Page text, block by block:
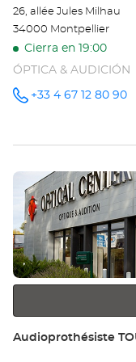
26, allée Jules Milhau
34000 Montpellier
Cierra en 19:00
ÓPTICA & AUDICIÓN
número
+33 4 67 12 80 90
Pulse
ENTER
para
obtener
más
información
Tienda:
Audioprothésiste